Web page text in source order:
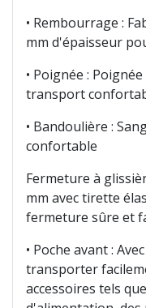
• Rembourrage :
mm d'épaisseur
• Poignée :
transport
• Bandoulière :
confortable
Fermeture à
mm avec tirette
fermeture sûre et
• Poche avant :
transporter
accessoires tels